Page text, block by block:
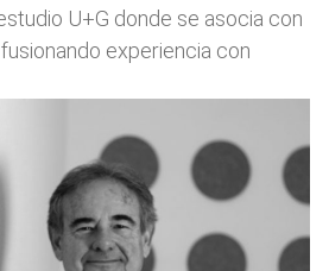
U+G donde se asocia con
experiencia con